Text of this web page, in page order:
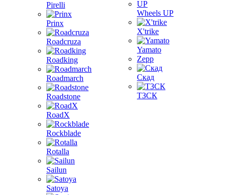
Pirelli
Prinx
Roadcruza
Roadking
Roadmarch
Roadstone
RoadX
Rockblade
Rotalla
Sailun
Satoya
Wheels UP
X'trike
Yamato
Zepp
Скад
ТЗСК